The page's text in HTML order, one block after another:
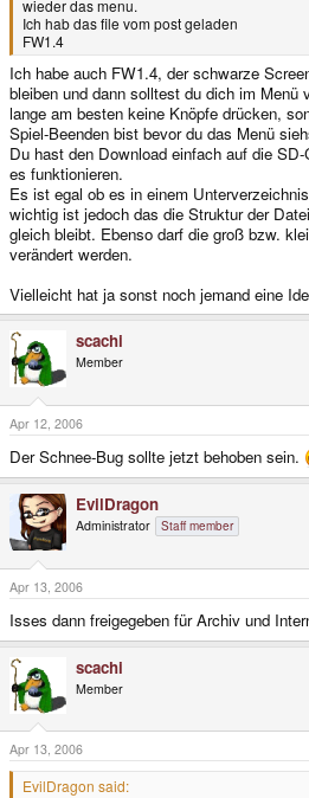
wieder das menu.
Ich hab das file vom post geladen
FW1.4
Ich habe auch FW1.4, der schwarze
bleiben und dann solltest du dich im Menü
lange am besten keine Knöpfe drücken,
Spiel-Beenden bist bevor du das Menü
Du hast den Download einfach auf die
es funktionieren.
Es ist egal ob es in einem
wichtig ist jedoch das die Struktur der
gleich bleibt. Ebenso darf die groß bzw.
verändert werden.
Vielleicht hat ja sonst noch jemand eine
scachi
Member
Apr 12, 2006
Der Schnee-Bug sollte jetzt behoben sein.
EvilDragon
Administrator Staff member
Apr 13, 2006
Isses dann freigegeben für Archiv und
scachi
Member
Apr 13, 2006
EvilDragon said: